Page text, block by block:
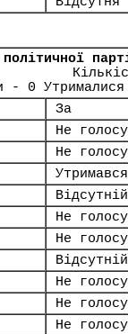
політичної
- 0
За
Не
Не
Утримався
Відсутній
Не
Не
Відсутній
Не
Не
Не